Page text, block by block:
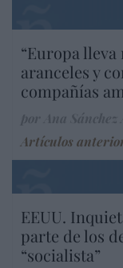
“Europa
aranceles y
compañías
Artículos
EEUU.
parte de los
“socialista”